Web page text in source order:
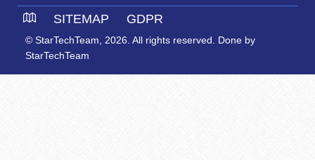
SITEMAP GDPR
© StarTechTeam, 2026. All rights reserved. Done by
StarTechTeam